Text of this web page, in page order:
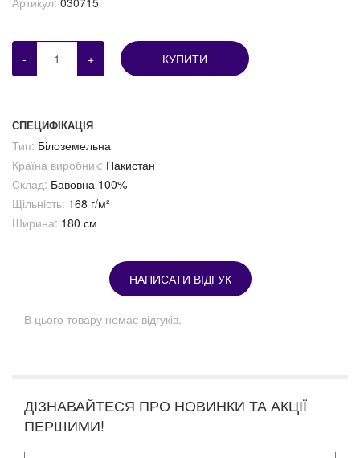
- + КУПИТИ
СПЕЦИФІКАЦІЯ
Тип: Білоземельна
Країна виробник: Пакистан
Склад: Бавовна 100%
Щільність: 168 г/м²
Ширина: 180 см
НАПИСАТИ ВІДГУК
В цього товару немає відгуків.
ДІЗНАВАЙТЕСЯ ПРО НОВИНКИ ТА АКЦІЇ
ПЕРШИМИ!